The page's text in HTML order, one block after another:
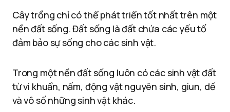
Cây trồng chỉ có thể phát triển tốt nhất trên một
nền đất sống. Đất sống là đất chứa các yếu tố
đảm bảo sự sống cho các sinh vật.
Trong một nền đất sống luôn có các sinh vật đất
từ vi khuẩn, nấm, động vật nguyên sinh, giun, dế
và vô số những sinh vật khác.